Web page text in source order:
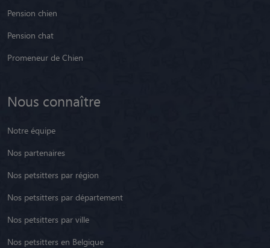
Pension chien
Pension chat
Promeneur de Chien
Nous connaître
Notre équipe
Nos partenaires
Nos petsitters par région
Nos petsitters par département
Nos petsitters par ville
Nos petsitters en Belgique